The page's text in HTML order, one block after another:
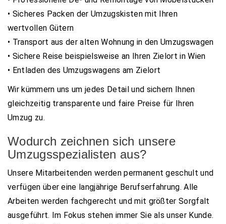
• Sicheres Packen der Umzugskisten mit Ihren
wertvollen Gütern
• Transport aus der alten Wohnung in den Umzugswagen
• Sichere Reise beispielsweise an Ihren Zielort in Wien
• Entladen des Umzugswagens am Zielort
Wir kümmern uns um jedes Detail und sichern Ihnen
gleichzeitig transparente und faire Preise für Ihren
Umzug zu.
Wodurch zeichnen sich unsere
Umzugsspezialisten aus?
Unsere Mitarbeitenden werden permanent geschult und
verfügen über eine langjährige Berufserfahrung. Alle
Arbeiten werden fachgerecht und mit größter Sorgfalt
ausgeführt. Im Fokus stehen immer Sie als unser Kunde.